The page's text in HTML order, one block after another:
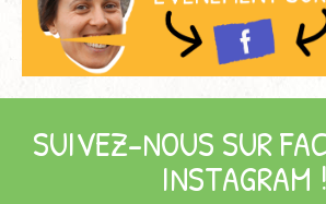
SUIVEZ-NOUS SUR
INSTAGRAM !